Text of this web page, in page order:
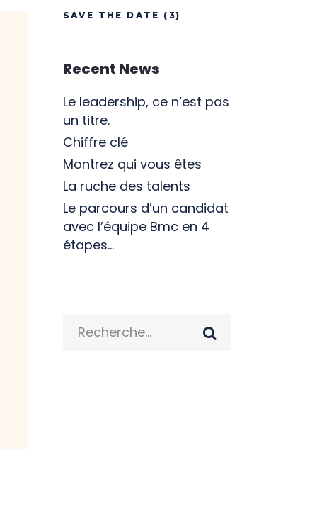
SAVE THE DATE (3)
Recent News
Le leadership, ce n’est pas
un titre.
Chiffre clé
Montrez qui vous êtes
La ruche des talents
Le parcours d’un candidat
avec l’équipe Bmc en 4
étapes…
for: